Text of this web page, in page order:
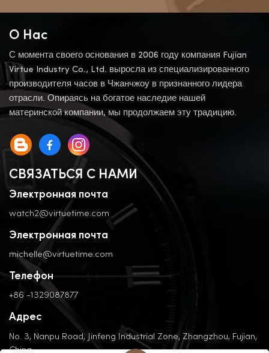
О Нас
С момента своего основания в 2006 году компания Fujian
Virtue Industry Co., Ltd. выросла из специализированного
производителя часов в Чжанчжоу в признанного лидера
отрасли. Опираясь на богатое наследие нашей
материнской компании, мы продолжаем эту традицию.
СВЯЗАТЬСЯ С НАМИ
Электронная почта
watch2@virtuetime.com
Электронная почта
michelle@virtuetime.com
Телефон
+86 -1329087877
Адрес
No. 3, Nanpu Road, Jinfeng Industrial Zone, Zhangzhou, Fujian,
China